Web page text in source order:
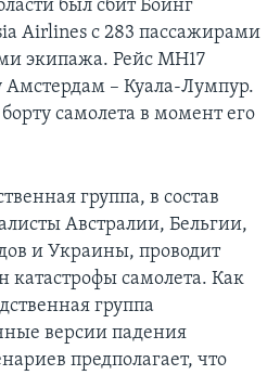
был сбит Боинг
Airlines с 283 пассажирами
экипажа. Рейс MH17
Амстердам – Куала-Лумпур.
самолета в момент его
группа, в состав
Австралии, Бельгии,
и Украины, проводит
катастрофы самолета. Как
группа
версии падения
предполагает, что